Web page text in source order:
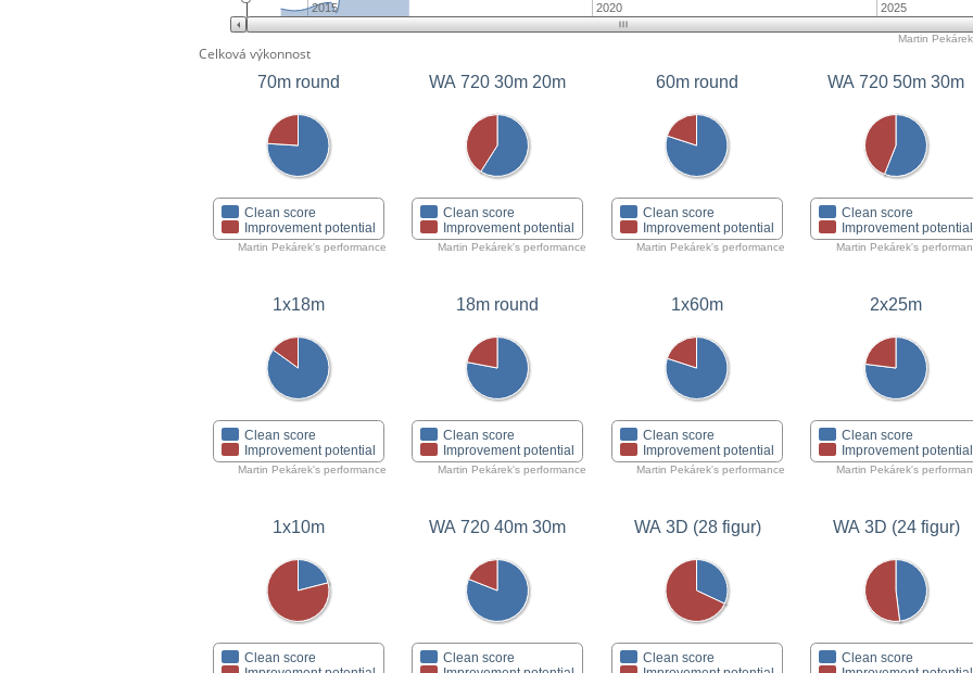
2015 2020 2025
Martin
Celková výkonnost
70m round
Clean score
Improvement potential
Martin Pekárek's performance
WA 720 30m 20m
Clean score
Improvement potential
Martin Pekárek's performance
60m round
Clean score
Improvement potential
Martin Pekárek's performance
WA 720 50m 30m
Clean score
Improvement potential
Martin Pekárek's
1x18m
Clean score
Improvement potential
Martin Pekárek's performance
18m round
Clean score
Improvement potential
Martin Pekárek's performance
1x60m
Clean score
Improvement potential
Martin Pekárek's performance
2x25m
Clean score
Improvement potential
Martin Pekárek's
1x10m
Clean score
WA 720 40m 30m
Clean score
WA 3D (28 figur)
Clean score
WA 3D (24 figur)
Clean score